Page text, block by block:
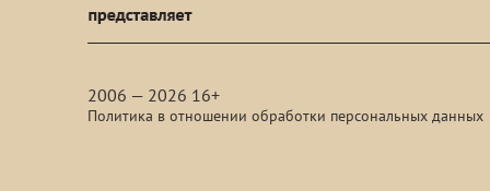
2006 — 2026 16+
Политика в отношении обработки персональных данных